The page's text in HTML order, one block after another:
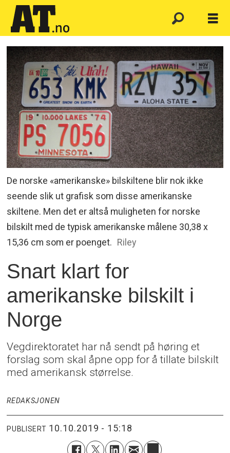
De norske «amerikanske» bilskiltene blir nok ikke
seende slik ut grafisk som disse amerikanske
skiltene. Men det er altså muligheten for norske
bilskilt med de typisk amerikanske målene 30,38 x
15,36 cm som er poenget. Riley
Snart klart for
amerikanske bilskilt i
Norge
Vegdirektoratet har nå sendt på høring et
forslag som skal åpne opp for å tillate bilskilt
med amerikansk størrelse.
REDAKSJONEN
PUBLISERT 10.10.2019 - 15:18